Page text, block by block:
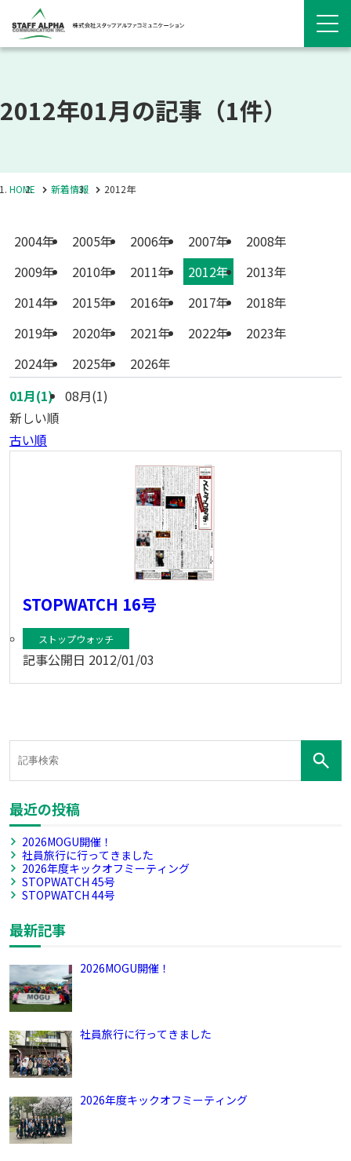
2012年01月の記事 （1件）
HOME 新着情報 2012年
2004年 2005年 2006年 2007年
2008年
2009年
2010年 2011年 2012年
2013年
2014年
2015年 2016年 2017年
2018年
2019年
2020年 2021年 2022年
2023年
2024年
2025年
2026年
01月(1)
08月(1)
新しい順
古い順
STOPWATCH 16号
ストップウォッチ
記事公開日 2012/01/03
最近の投稿
2026MOGU開催！
社員旅行に行ってきました
2026年度キックオフミーティング
STOPWATCH 45号
STOPWATCH 44号
最新記事
2026MOGU開催！
社員旅行に行ってきました
2026年度キックオフミーティング